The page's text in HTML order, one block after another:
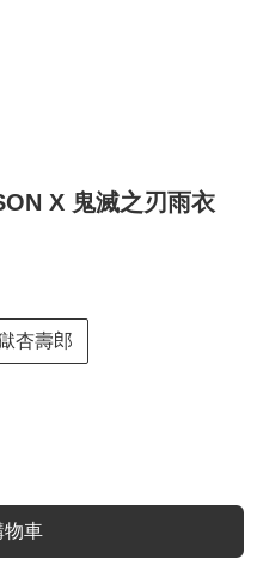
X 鬼滅之刃雨衣
杏壽郎
物車